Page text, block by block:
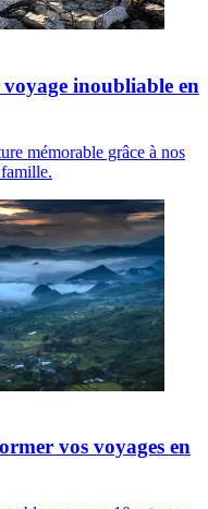
inoubliable en
mémorable grâce à nos
vos voyages en